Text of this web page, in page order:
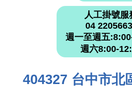
人工掛號服
04
週一至週五
週六8:00-
404327 台中市北